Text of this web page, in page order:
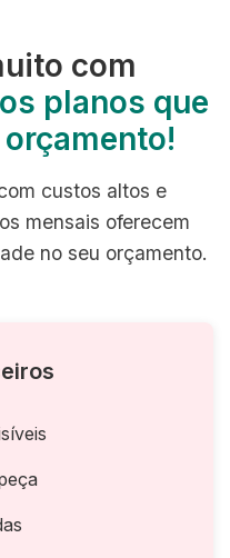
com
planos que
custos altos e
mensais oferecem
no seu orçamento.